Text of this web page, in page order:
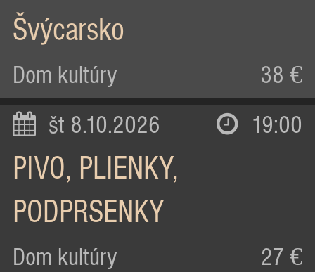
Švýcarsko
Dom kultúry 38 €
št 8.10.2026 19:00
PIVO, PLIENKY,
PODPRSENKY
Dom kultúry 27 €